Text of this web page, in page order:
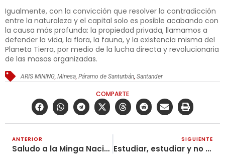
Igualmente, con la convicción que resolver la contradicción
entre la naturaleza y el capital solo es posible acabando con
la causa más profunda: la propiedad privada, llamamos a
defender la vida, la flora, la fauna, y la existencia misma del
Planeta Tierra, por medio de la lucha directa y revolucionaria
de las masas organizadas.
ARIS MINING,Minesa,Páramo de Santurbán,Santander
COMPARTE
ANTERIOR
Saludo a la Minga Nacional Recicladora
SIGUIENTE
Estudiar, estudiar y no cansarse de estudiar, pero siempre hacerlo para transformar la realidad